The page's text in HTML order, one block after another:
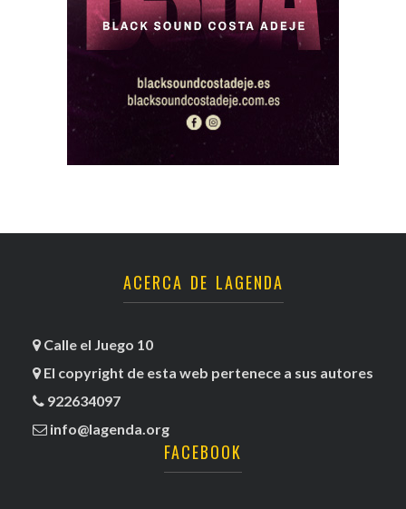
ACERCA DE LAGENDA
Calle el Juego 10
El copyright de esta web pertenece a sus autores
922634097
info@lagenda.org
FACEBOOK